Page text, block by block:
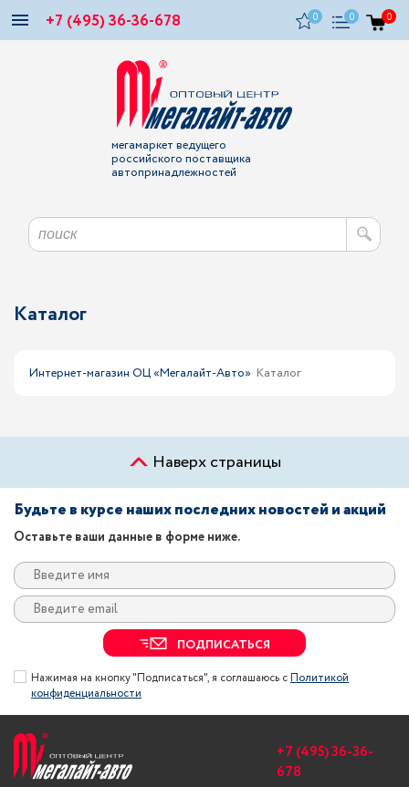
+7 (495) 36-36-678 0 0 0
мегамаркет ведущего
российского поставщика
автопринадлежностей
Каталог
Интернет-магазин ОЦ «Мегалайт-Авто» Каталог
Наверх страницы
Будьте в курсе наших последних новостей и акций
Оставьте ваши данные в форме ниже.
ПОДПИСАТЬСЯ
Нажимая на кнопку "Подписаться", я соглашаюсь сПолитикой
конфиденциальности
+7 (495) 36-36-
678